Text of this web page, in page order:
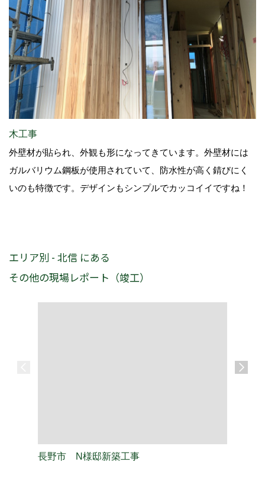
木工事
外壁材が貼られ、外観も形になってきています。外壁材には
ガルバリウム鋼板が使用されていて、防水性が高く錆びにく
いのも特徴です。デザインもシンプルでカッコイイですね！
エリア別 - 北信 にある
その他の現場レポート（竣工）
長野市 N様邸新築工事